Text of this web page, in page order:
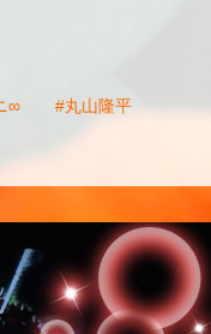
∞ #丸山隆平